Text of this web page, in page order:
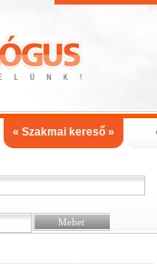
« Szakmai kereső »